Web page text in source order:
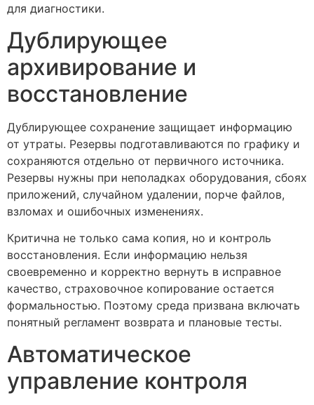
для диагностики.
Дублирующее
архивирование и
восстановление
Дублирующее сохранение защищает информацию
от утраты. Резервы подготавливаются по графику и
сохраняются отдельно от первичного источника.
Резервы нужны при неполадках оборудования, сбоях
приложений, случайном удалении, порче файлов,
взломах и ошибочных изменениях.
Критична не только сама копия, но и контроль
восстановления. Если информацию нельзя
своевременно и корректно вернуть в исправное
качество, страховочное копирование остается
формальностью. Поэтому среда призвана включать
понятный регламент возврата и плановые тесты.
Автоматическое
управление контроля